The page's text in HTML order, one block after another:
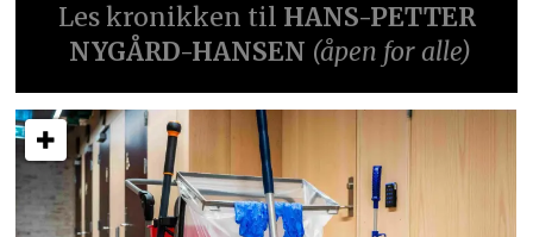
Les kronikken til HANS-PETTER
NYGÅRD-HANSEN (åpen for alle)